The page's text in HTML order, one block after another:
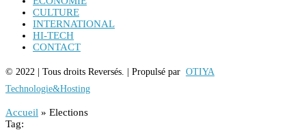
CULTURE
INTERNATIONAL
HI-TECH
CONTACT
© 2022 | Tous droits Reversés. | Propulsé par OTIYA
Technologie&Hosting
Accueil » Elections
Tag: